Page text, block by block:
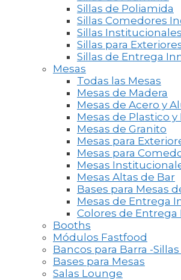
Sillas de Poliamida
Sillas Comedores
Sillas
Sillas para
Sillas de Entrega
Mesas
Todas las Mesas
Mesas de Madera
Mesas de Acero y
Mesas de Plastico
Mesas de Granito
Mesas para
Mesas para
Mesas
Mesas Altas de Bar
Bases para Mesas
Mesas de Entrega
Colores de
Booths
Módulos Fastfood
Bancos para Barra -
Bases para Mesas
Salas Lounge